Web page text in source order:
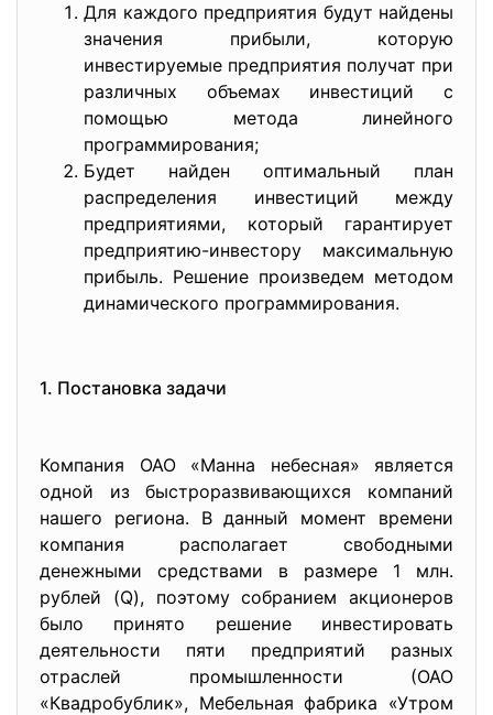
Для каждого предприятия будут найдены
значения прибыли, которую
инвестируемые предприятия получат при
различных объемах инвестиций с
помощью метода линейного
программирования;
Будет найден оптимальный план
распределения инвестиций между
предприятиями, который гарантирует
предприятию-инвестору максимальную
прибыль. Решение произведем методом
динамического программирования.
1. Постановка задачи
Компания ОАО «Манна небесная» является
одной из быстроразвивающихся компаний
нашего региона. В данный момент времени
компания располагает свободными
денежными средствами в размере 1 млн.
рублей (Q), поэтому собранием акционеров
было принято решение инвестировать
деятельности пяти предприятий разных
отраслей промышленности (ОАО
«Квадробублик», Мебельная фабрика «Утром